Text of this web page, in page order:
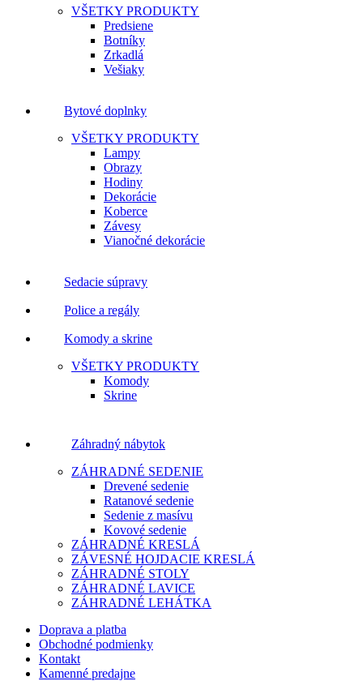
VŠETKY PRODUKTY
Predsiene
Botníky
Zrkadlá
Vešiaky
Bytové doplnky
VŠETKY PRODUKTY
Lampy
Obrazy
Hodiny
Dekorácie
Koberce
Závesy
Vianočné dekorácie
Sedacie súpravy
Police a regály
Komody a skrine
VŠETKY PRODUKTY
Komody
Skrine
Záhradný nábytok
ZÁHRADNÉ SEDENIE
Drevené sedenie
Ratanové sedenie
Sedenie z masívu
Kovové sedenie
ZÁHRADNÉ KRESLÁ
ZÁVESNÉ HOJDACIE KRESLÁ
ZÁHRADNÉ STOLY
ZÁHRADNÉ LAVICE
ZÁHRADNÉ LEHÁTKA
Doprava a platba
Obchodné podmienky
Kontakt
Kamenné predajne